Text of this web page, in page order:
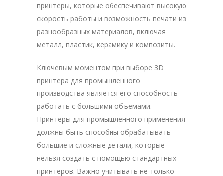
принтеры, которые обеспечивают высокую
скорость работы и возможность печати из
разнообразных материалов, включая
металл, пластик, керамику и композиты.
Ключевым моментом при выборе 3D
принтера для промышленного
производства является его способность
работать с большими объемами.
Принтеры для промышленного применения
должны быть способны обрабатывать
большие и сложные детали, которые
нельзя создать с помощью стандартных
принтеров. Важно учитывать не только